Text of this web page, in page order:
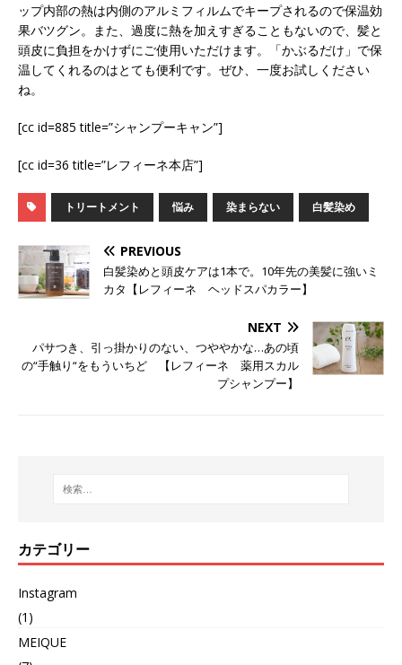
ップ内部の熱は内側のアルミフィルムでキープされるので保温効
果バツグン。また、過度に熱を加えすぎることもないので、髪と
頭皮に負担をかけずにご使用いただけます。「かぶるだけ」で保
温してくれるのはとても便利です。ぜひ、一度お試しください
ね。
[cc id=885 title=”シャンプーキャン”]
[cc id=36 title=”レフィーネ本店”]
トリートメント 悩み 染まらない 白髪染め
PREVIOUS
白髪染めと頭皮ケアは1本で。10年先の美髪に強いミ
カタ【レフィーネ ヘッドスパカラー】
NEXT
パサつき、引っ掛かりのない、つややかな…あの頃
の“手触り“をもういちど 【レフィーネ 薬用スカル
プシャンプー】
カテゴリー
Instagram
(1)
MEIQUE